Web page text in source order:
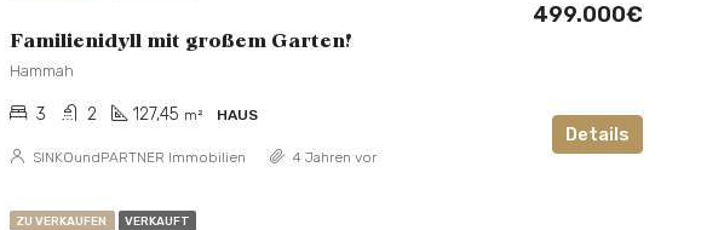
Familienidyll mit großem Garten!
499.000€
Hammah
3 2 127,45 m² HAUS
Details
SINKOundPARTNER Immobilien 4 Jahren vor
ZU VERKAUFEN VERKAUFT